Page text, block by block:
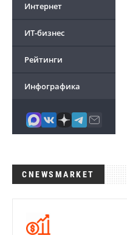
Интернет
ИТ-бизнес
Рейтинги
Инфографика
CNEWSMARKET